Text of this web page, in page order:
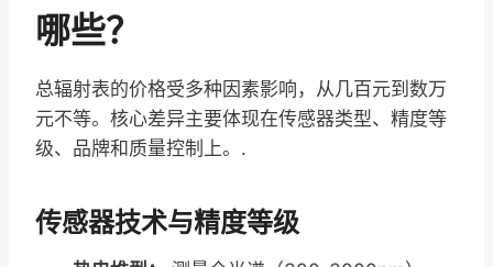
哪些？
总辐射表的价格受多种因素影响，从几百元到数万
元不等。核心差异主要体现在传感器类型、精度等
级、品牌和质量控制上。.
传感器技术与精度等级